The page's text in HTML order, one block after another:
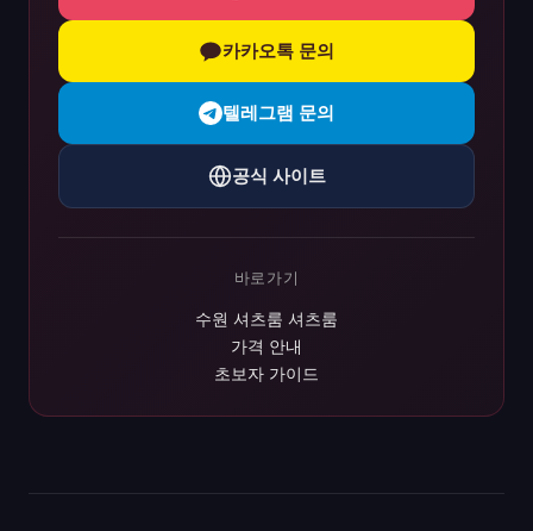
카카오톡 문의
텔레그램 문의
공식 사이트
바로가기
수원 셔츠룸 셔츠룸
가격 안내
초보자 가이드